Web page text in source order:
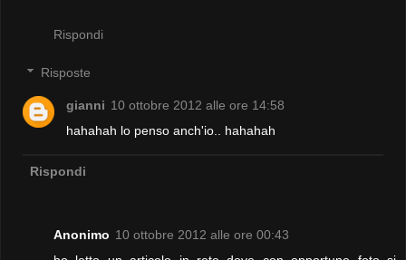
Rispondi
Risposte
gianni 10 ottobre 2012 alle ore 14:58
hahahah lo penso anch'io.. hahahah
Rispondi
Anonimo 10 ottobre 2012 alle ore 00:43